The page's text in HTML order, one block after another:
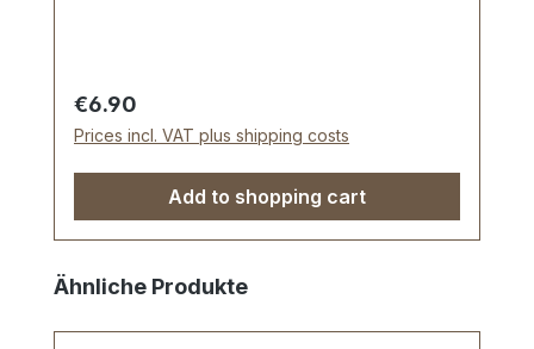
rot lackiert. Lieferumfang: 1 Stück
Rundlocheisen Ø 4,0 mm
Regular price:
€6.90
Prices incl. VAT plus shipping costs
Add to shopping cart
Skip product gallery
Ähnliche Produkte